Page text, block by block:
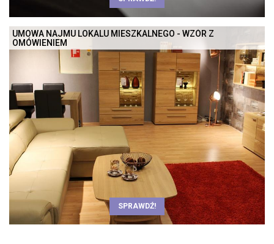
UMOWA NAJMU LOKALU MIESZKALNEGO - WZÓR Z
OMÓWIENIEM
SPRAWDŹ!